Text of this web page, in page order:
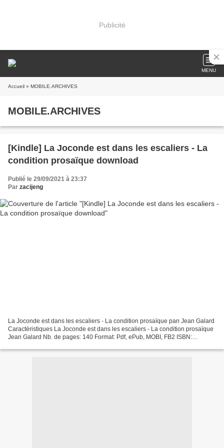
Publicité
MENU
Accueil » MOBILE.ARCHIVES
MOBILE.ARCHIVES
[Kindle] La Joconde est dans les escaliers - La
condition prosaïque download
Publié le 29/09/2021 à 23:37
Par zacijeng
La Joconde est dans les escaliers - La condition prosaïque pan Jean Galard
Caractéristiques La Joconde est dans les escaliers - La condition prosaïque
Jean Galard Nb. de pages: 140 Format: Pdf, ePub, MOBI, FB2 ISBN: